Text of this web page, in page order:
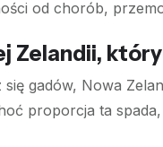
od chorób,
Zelandii,
się gadów, Nowa
proporcja ta